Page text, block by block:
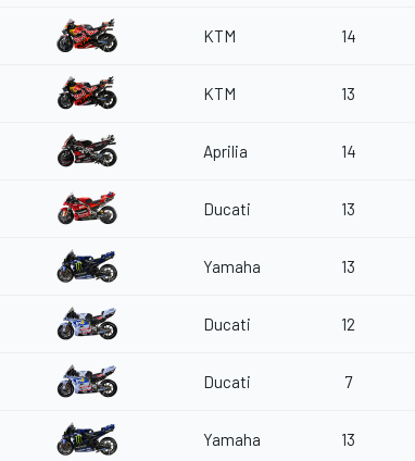
KTM 14
KTM 13
Aprilia 14
Ducati 13
Yamaha 13
Ducati 12
Ducati 7
Yamaha 13